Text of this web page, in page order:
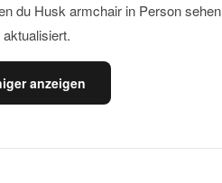
du Husk armchair in Person sehen
anzeigen